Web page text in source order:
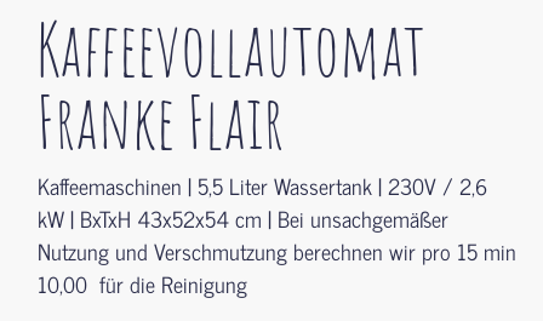
Kaffeevollautomat
Franke Flair
Kaffeemaschinen | 5,5 Liter Wassertank | 230V / 2,6
kW | BxTxH 43x52x54 cm | Bei unsachgemäßer
Nutzung und Verschmutzung berechnen wir pro 15 min
10,00  für die Reinigung